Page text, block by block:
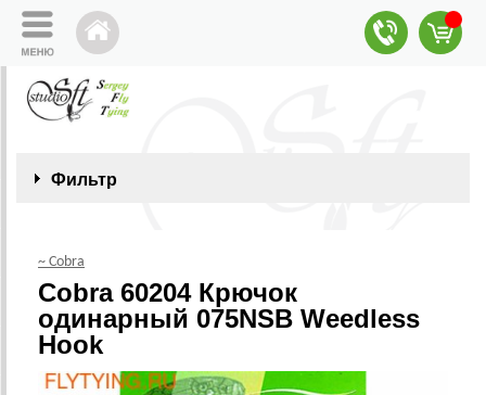
Фильтр
~ Cobra
Cobra 60204 Крючок
одинарный 075NSB Weedless
Hook